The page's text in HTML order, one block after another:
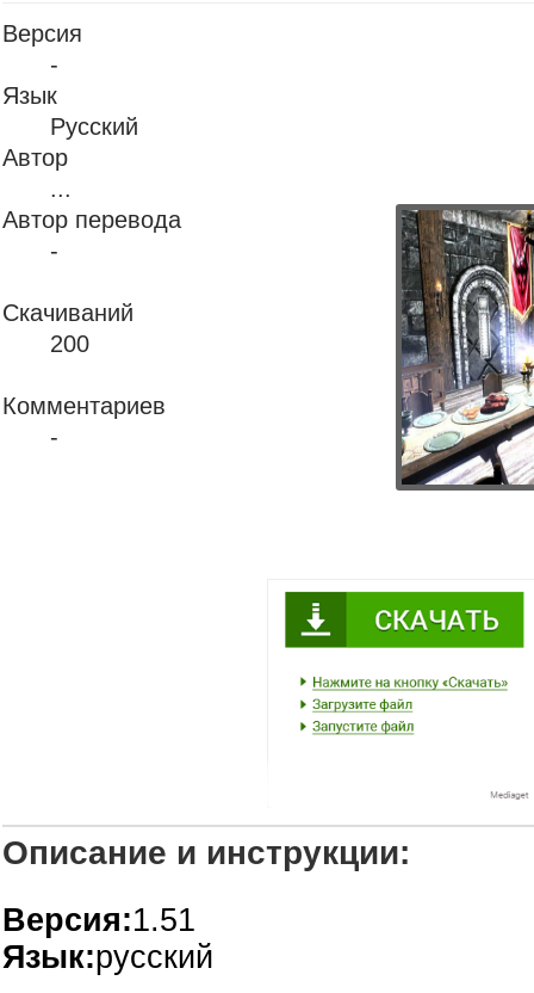
Версия
-
Язык
Русский
Автор
...
Автор перевода
-
Скачиваний
200
Комментариев
-
Описание и инструкции:
Версия:1.51
Язык:русский